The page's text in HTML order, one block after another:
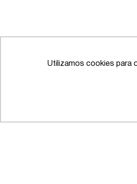
Utilizamos cookies para